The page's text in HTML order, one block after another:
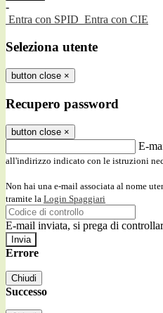
-
Entra con SPID Entra con CIE
Seleziona utente
button close ×
Recupero password
button close ×
E-
all'indirizzo indicato con le istruzioni
Non hai una e-mail associata al nome
tramite la Login Spaggiari
E-mail inviata, si prega di
Errore
Chiudi
Successo